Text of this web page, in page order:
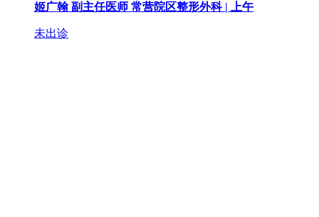
姬广翰 副主任医师 常营院区整形外科 | 上午
未出诊